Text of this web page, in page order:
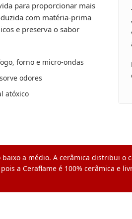
para proporcionar mais
com matéria-prima
e preserva o sabor
forno e micro-ondas
odores
atóxico
a médio. A cerâmica distribui
a Ceraflame é 100% cerâmica e